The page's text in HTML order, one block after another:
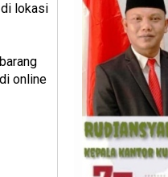
lokasi
online